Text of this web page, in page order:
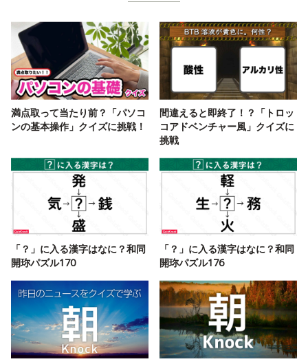
満点取って当たり前？「パソコ
ンの基本操作」クイズに挑戦！
間違えると即終了！？「トロッ
コアドベンチャー風」クイズに
挑戦
「？」に入る漢字はなに？和同
開珎パズル170
「？」に入る漢字はなに？和同
開珎パズル176